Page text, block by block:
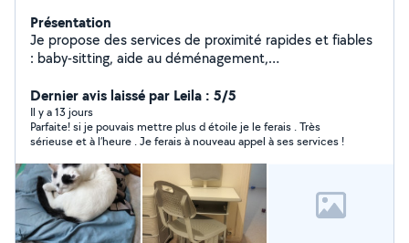
Présentation
Je propose des services de proximité rapides et fiables
: baby-sitting, aide au déménagement,
auto/moto
Dernier avis laissé par Leila : 5/5
Il y a 13 jours
Parfaite! si je pouvais mettre plus d étoile je le ferais . Très
sérieuse et à l’heure . Je ferais à nouveau appel à ses services !